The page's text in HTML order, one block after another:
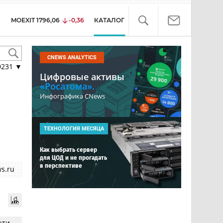
MOEXIT 1796,06 -0,36 КАТАЛОГ
▼
CNEWS ANALYTICS
Цифровые активы
«Росатома».
Инфографика CNews
ТЕХНОЛОГИЯ МЕСЯЦА
Как выбрать сервер
для ЦОД и не прогадать
в перспективе